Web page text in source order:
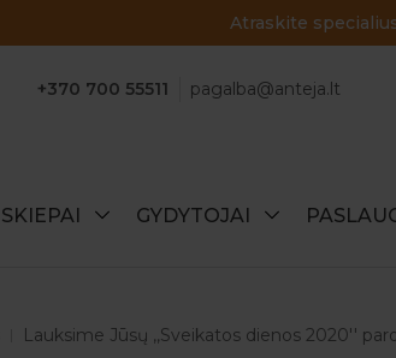
+370 700 55511 pagalba@anteja.lt
SKIEPAI GYDYTOJAI
Lauksime Jūsų ,,Sveikatos dienos 2020''